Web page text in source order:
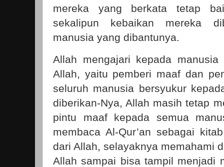
mereka yang berkata tetap
sekalipun kebaikan mereka
manusia yang dibantunya.
Allah mengajari kepada
Allah, yaitu pemberi maaf dan
seluruh manusia bersyukur
diberikan-Nya, Allah masih tetap
pintu maaf kepada semua
membaca Al-Qur’an sebagai
dari Allah, selayaknya memahami
Allah sampai bisa tampil menjadi